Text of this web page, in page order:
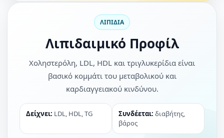
ΛΙΠΙΔΙΑ
Λιπιδαιμικό Προφίλ
Χοληστερόλη, LDL, HDL και τριγλυκερίδια είναι
βασικό κομμάτι του μεταβολικού και
καρδιαγγειακού κινδύνου.
Δείχνει: LDL, HDL, TG Συνδέεται: διαβήτης,
βάρος